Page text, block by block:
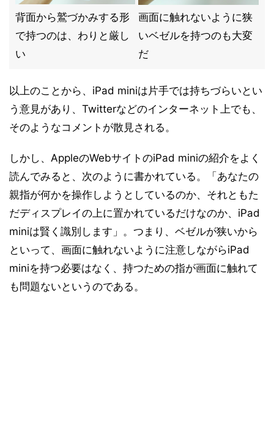
背面から鷲づかみする形
で持つのは、わりと厳し
い
画面に触れないように狭
いベゼルを持つのも大変
だ
以上のことから、iPad miniは片手では持ちづらいとい
う意見があり、Twitterなどのインターネット上でも、
そのようなコメントが散見される。
しかし、AppleのWebサイトのiPad miniの紹介をよく
読んでみると、次のように書かれている。「あなたの
親指が何かを操作しようとしているのか、それともた
だディスプレイの上に置かれているだけなのか、iPad
miniは賢く識別します」。つまり、ベゼルが狭いから
といって、画面に触れないように注意しながらiPad
miniを持つ必要はなく、持つための指が画面に触れて
も問題ないというのである。